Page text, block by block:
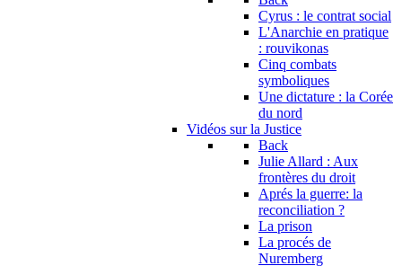
Cyrus : le contrat social
L'Anarchie en pratique
: rouvikonas
Cinq combats
symboliques
Une dictature : la Corée
du nord
Vidéos sur la Justice
Back
Julie Allard : Aux
frontères du droit
Aprés la guerre: la
reconciliation ?
La prison
La procés de
Nuremberg